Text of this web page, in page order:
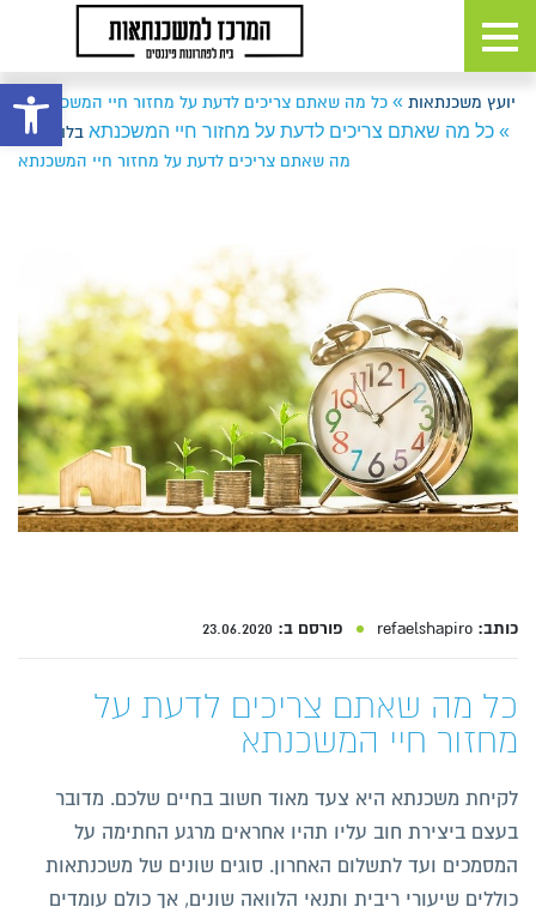
יועץ משכנתאות » כל מה שאתם צריכים לדעת על מחזור חיי המשכנתא »
» כל מה שאתם צריכים לדעת על מחזור חיי המשכנתא בלוג »כל
מה שאתם צריכים לדעת על מחזור חיי המשכנתא
כותב: פורסם ב:
כל מה שאתם צריכים לדעת על
מחזור חיי המשכנתא
לקיחת משכנתא היא צעד מאוד חשוב בחיים שלכם. מדובר
בעצם ביצירת חוב עליו תהיו אחראים מרגע החתימה על
המסמכים ועד לתשלום האחרון. סוגים שונים של משכנתאות
כוללים שיעורי ריבית ותנאי הלוואה שונים, אך כולם עומדים